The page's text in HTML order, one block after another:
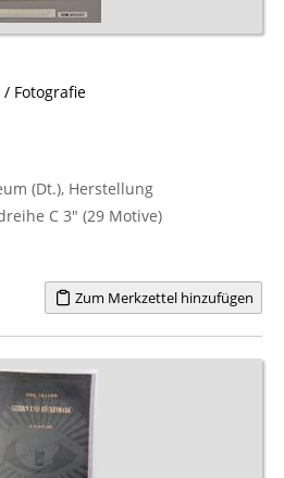
Fotografie
(Dt.), Herstellung
C 3" (29 Motive)
Zum Merkzettel hinzufügen